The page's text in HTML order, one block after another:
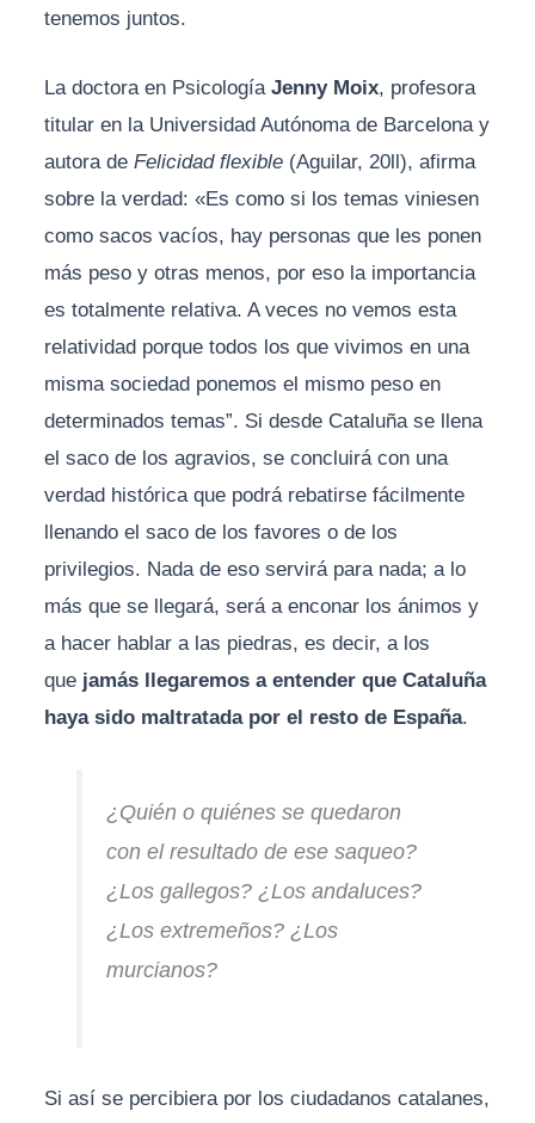
tenemos juntos.
La doctora en Psicología Jenny Moix, profesora
titular en la Universidad Autónoma de Barcelona y
autora de Felicidad flexible (Aguilar, 20ll), afirma
sobre la verdad: «Es como si los temas viniesen
como sacos vacíos, hay personas que les ponen
más peso y otras menos, por eso la importancia
es totalmente relativa. A veces no vemos esta
relatividad porque todos los que vivimos en una
misma sociedad ponemos el mismo peso en
determinados temas”. Si desde Cataluña se llena
el saco de los agravios, se concluirá con una
verdad histórica que podrá rebatirse fácilmente
llenando el saco de los favores o de los
privilegios. Nada de eso servirá para nada; a lo
más que se llegará, será a enconar los ánimos y
a hacer hablar a las piedras, es decir, a los
que jamás llegaremos a entender que Cataluña
haya sido maltratada por el resto de España.
¿Quién o quiénes se quedaron
con el resultado de ese saqueo?
¿Los gallegos? ¿Los andaluces?
¿Los extremeños? ¿Los
murcianos?
Si así se percibiera por los ciudadanos catalanes,